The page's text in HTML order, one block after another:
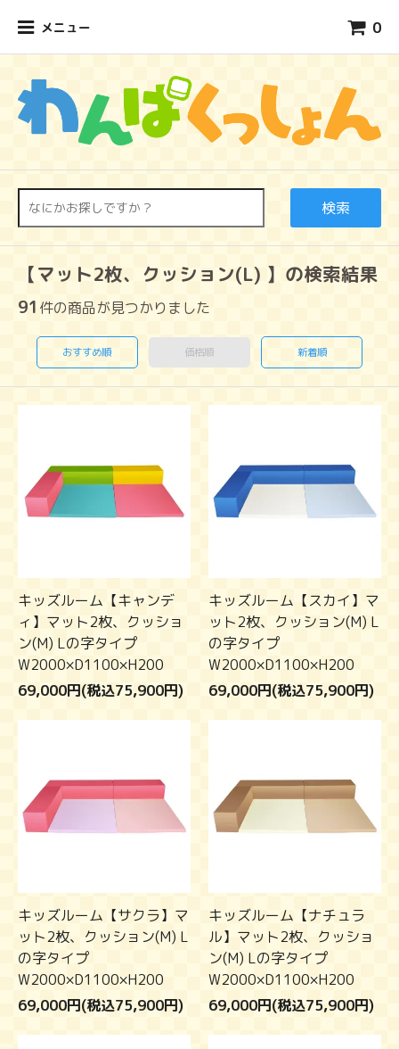
メニュー 0
検索
【マット2枚、クッション(L) 】の検索結果
91 件の商品が見つかりました
おすすめ順 価格順 新着順
キッズルーム【キャンデ
ィ】マット2枚、クッショ
ン(M) Lの字タイプ
W2000×D1100×H200
69,000円(税込75,900円)
キッズルーム【スカイ】マ
ット2枚、クッション(M) L
の字タイプ
W2000×D1100×H200
69,000円(税込75,900円)
キッズルーム【サクラ】マ
ット2枚、クッション(M) L
の字タイプ
W2000×D1100×H200
69,000円(税込75,900円)
キッズルーム【ナチュラ
ル】マット2枚、クッショ
ン(M) Lの字タイプ
W2000×D1100×H200
69,000円(税込75,900円)